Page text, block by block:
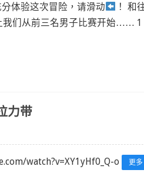
体验这次冒险，请滑动
！ 和
我们从前三名男子比赛开始…… 1
力带
watch?v=XY1yHf0_Q-o 更多